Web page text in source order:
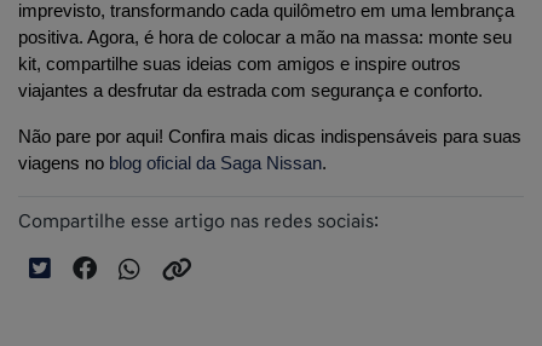
imprevisto, transformando cada quilômetro em uma lembrança
positiva. Agora, é hora de colocar a mão na massa: monte seu
kit, compartilhe suas ideias com amigos e inspire outros
viajantes a desfrutar da estrada com segurança e conforto.
Não pare por aqui! Confira mais dicas indispensáveis para suas
viagens no blog oficial da Saga Nissan.
Compartilhe esse artigo nas redes sociais: